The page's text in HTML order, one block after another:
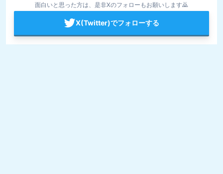
面白いと思った方は、是非Xのフォローもお願いします🙇
X(Twitter)でフォローする